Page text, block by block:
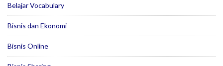
Belajar Vocabulary
Bisnis dan Ekonomi
Bisnis Online